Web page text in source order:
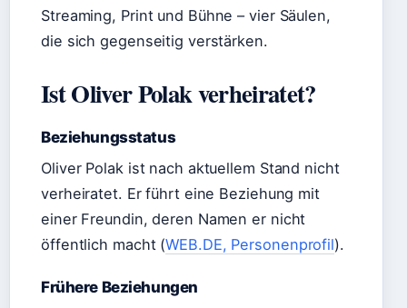
Streaming, Print und Bühne – vier Säulen,
die sich gegenseitig verstärken.
Ist Oliver Polak verheiratet?
Beziehungsstatus
Oliver Polak ist nach aktuellem Stand nicht
verheiratet. Er führt eine Beziehung mit
einer Freundin, deren Namen er nicht
öffentlich macht (WEB.DE, Personenprofil).
Frühere Beziehungen